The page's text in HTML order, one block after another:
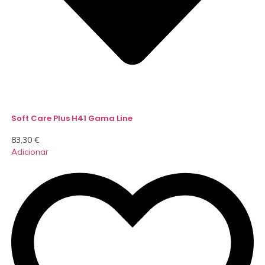
Soft Care Plus H41 Gama Line
83,30 €
Adicionar